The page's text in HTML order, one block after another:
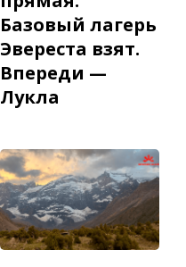
Базовый лагерь
Эвереста взят.
Впереди —
Лукла